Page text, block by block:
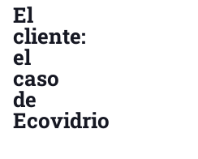
El
cliente:
el
caso
de
Ecovidrio